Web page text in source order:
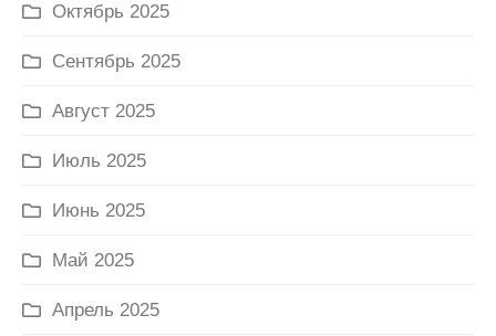
Октябрь 2025
Сентябрь 2025
Август 2025
Июль 2025
Июнь 2025
Май 2025
Апрель 2025